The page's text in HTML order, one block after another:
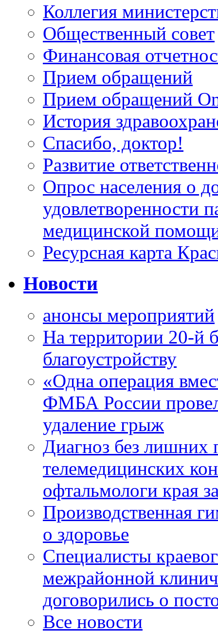
Коллегия
Общественный совет
Финансовая
Прием обращений
Прием обращений
История
Спасибо, доктор!
Развитие
Опрос населения о
удовлетворенности
медицинской
Ресурсная карта
Новости
анонсы мероприятий
На территории 20-й
благоустройству
«Одна операция
ФМБА России
удаление грыж
Диагноз без лишних
телемедицинских
офтальмологи края
Производственная
о здоровье
Специалисты
межрайонной
договорились о
Все новости